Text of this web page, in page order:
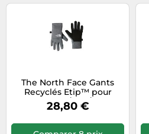
The North Face Gants
Recyclés Etip™ pour
enfant Gris/Noir/Blanc
Taille S
28,80 €